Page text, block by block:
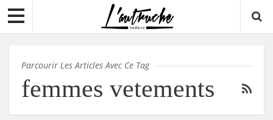
Parcourir Les Articles Avec Ce Tag
femmes vetements